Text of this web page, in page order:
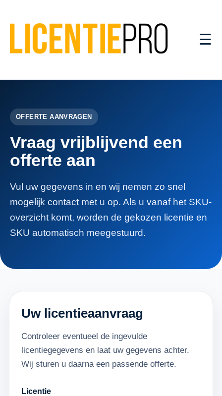
☰
OFFERTE AANVRAGEN
Vraag vrijblijvend een
offerte aan
Vul uw gegevens in en wij nemen zo snel
mogelijk contact met u op. Als u vanaf het SKU-
overzicht komt, worden de gekozen licentie en
SKU automatisch meegestuurd.
Uw licentieaanvraag
Controleer eventueel de ingevulde
licentiegegevens en laat uw gegevens achter.
Wij sturen u daarna een passende offerte.
Licentie